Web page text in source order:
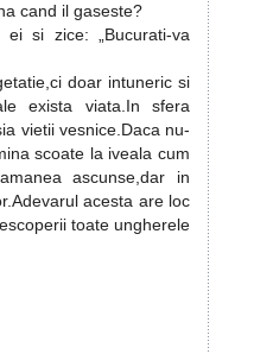
cand il gaseste?
si zice: „Bucurati-va
doar intuneric si
exista viata.In sfera
vietii vesnice.Daca nu-
scoate la iveala cum
ascunse,dar in
acesta are loc
toate ungherele